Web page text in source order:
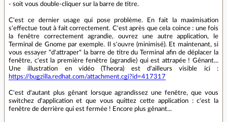
- soit vous double-cliquer sur la barre de titre.
C'est ce dernier usage qui pose problème. En fait la maximisation
s'effectue tout à fait correctement. C'est après que cela coince : une fois
la fenêtre correctement agrandie, ouvrez une autre application, le
Terminal de Gnome par exemple. Il s'ouvre (minimisé). Et maintenant, si
vous essayer "d'attraper" la barre de titre du Terminal afin de déplacer la
fenêtre, c'est la première fenêtre (agrandie) qui est attrapée ! Gênant...
Une illustration en vidéo (Theora) est d'ailleurs visible ici :
https://bugzilla.redhat.com/attachment.cgi?id=417317
C'est d'autant plus gênant lorsque agrandissez une fenêtre, que vous
switchez d'application et que vous quittez cette application : c'est la
fenêtre de derrière qui est fermée ! Encore plus gênant...